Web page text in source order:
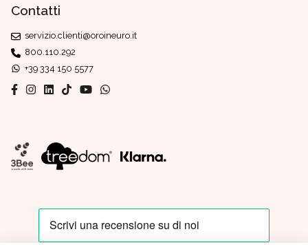
Contatti
servizio.clienti@oroineuro.it
800.110.292
+39 334 150 5577